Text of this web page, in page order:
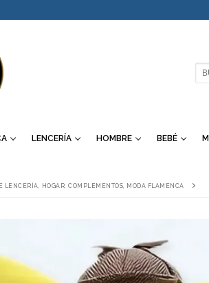
LENCERÍA HOMBRE BEBÉ
LENCERÍA, HOGAR, COMPLEMENTOS, MODA FLAMENCA